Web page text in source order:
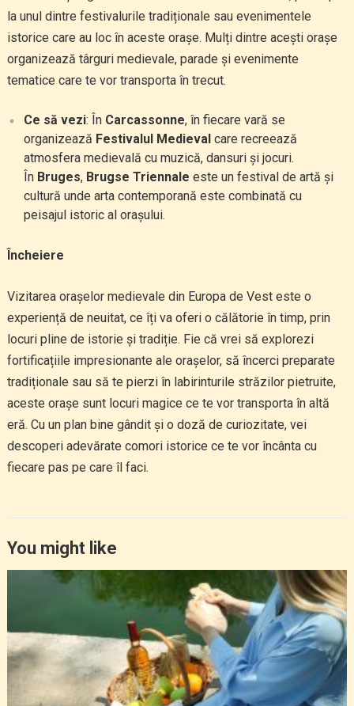
la unul dintre festivalurile tradiționale sau evenimentele
istorice care au loc în aceste orașe. Mulți dintre acești orașe
organizează târguri medievale, parade și evenimente
tematice care te vor transporta în trecut.
Ce să vezi: În Carcassonne, în fiecare vară se
organizează Festivalul Medievalcare recreează
atmosfera medievală cu muzică, dansuri și jocuri.
În Bruges, Brugse Triennale este un festival de artă și
cultură unde arta contemporană este combinată cu
peisajul istoric al orașului.
Încheiere
Vizitarea orașelor medievale din Europa de Vest este o
experiență de neuitat, ce îți va oferi o călătorie în timp, prin
locuri pline de istorie și tradiție. Fie că vrei să explorezi
fortificațiile impresionante ale orașelor, să încerci preparate
tradiționale sau să te pierzi în labirinturile străzilor pietruite,
aceste orașe sunt locuri magice ce te vor transporta în altă
eră. Cu un plan bine gândit și o doză de curiozitate, vei
descoperi adevărate comori istorice ce te vor încânta cu
fiecare pas pe care îl faci.
You might like